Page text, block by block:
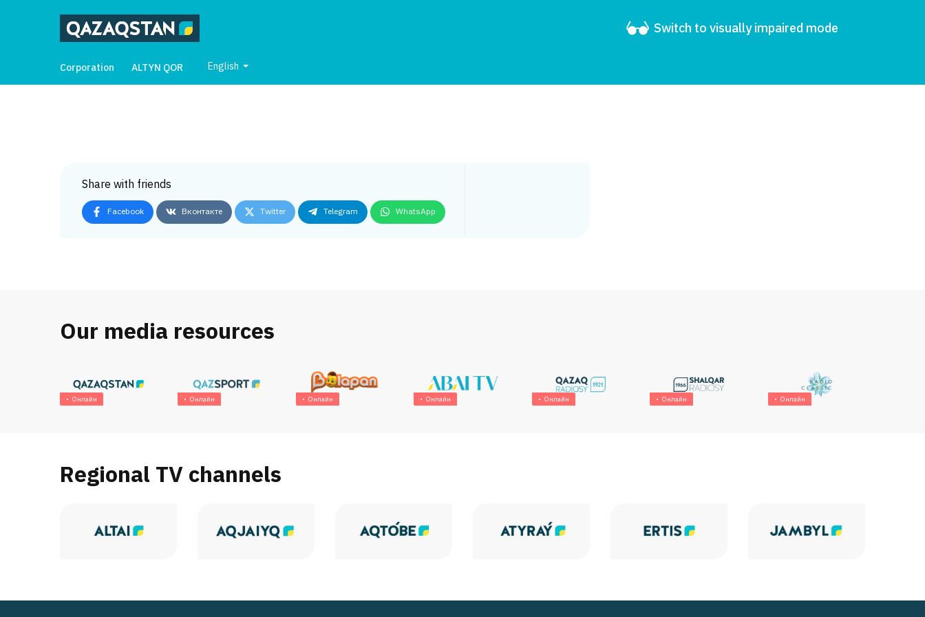
Switch to visually impaired mode
Corporation ALTYN QOR English
Share with friends
Facebook Вконтакте Twitter Telegram WhatsApp
Our media resources
Онлайн Онлайн Онлайн Онлайн Онлайн Онлайн Онлайн
Regional TV channels